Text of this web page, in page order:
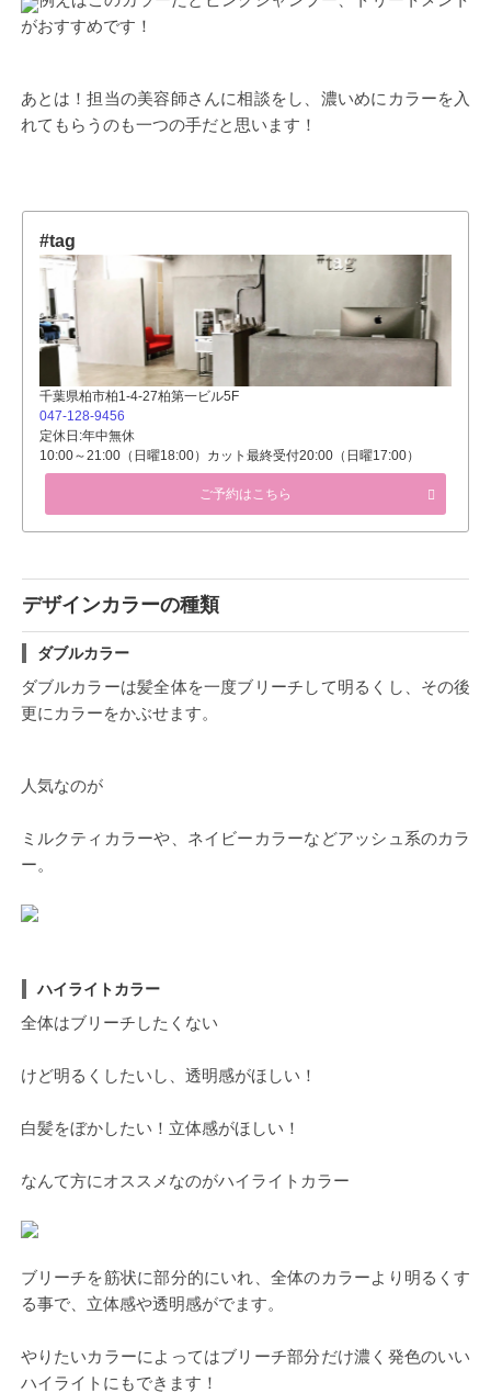
がおすすめです！
あとは！担当の美容師さんに相談をし、濃いめにカラーを入
れてもらうのも一つの手だと思います！
#tag
千葉県柏市柏1-4-27柏第一ビル5F
047-128-9456
定休日:年中無休
10:00～21:00（日曜18:00）カット最終受付20:00（日曜17:00）
ご予約はこちら
デザインカラーの種類
ダブルカラー
ダブルカラーは髪全体を一度ブリーチして明るくし、その後
更にカラーをかぶせます。
人気なのが
ミルクティカラーや、ネイビーカラーなどアッシュ系のカラ
ー。
ハイライトカラー
全体はブリーチしたくない
けど明るくしたいし、透明感がほしい！
白髪をぼかしたい！立体感がほしい！
なんて方にオススメなのがハイライトカラー
ブリーチを筋状に部分的にいれ、全体のカラーより明るくす
る事で、立体感や透明感がでます。
やりたいカラーによってはブリーチ部分だけ濃く発色のいい
ハイライトにもできます！